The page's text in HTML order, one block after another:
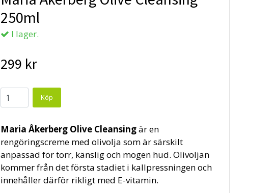
250ml
I lager.
299 kr
Maria Åkerberg Olive Cleansingär en
rengöringscreme med olivolja som är särskilt
anpassad för torr, känslig och mogen hud. Olivoljan
kommer från det första stadiet i kallpressningen och
innehåller därför rikligt med E-vitamin.